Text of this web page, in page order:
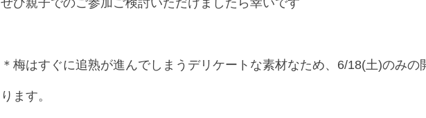
ぜひ親子でのご参加ご検討いただけましたら幸いです
＊梅はすぐに追熟が進んでしまうデリケートな素材なため、6/18(土)のみの
ります。